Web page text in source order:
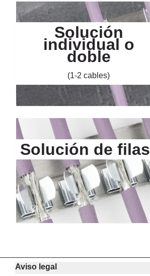
Solución
individual o
doble
(1-2 cables)
Solución de filas
Aviso legal